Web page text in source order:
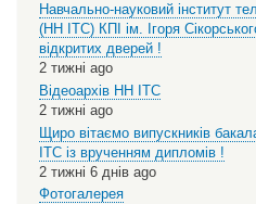
Навчально-науковий інститут
(НН ІТС) КПІ ім. Ігоря
відкритих дверей !
2 тижні ago
Відеоархів НН ІТС
2 тижні ago
Щиро вітаємо випускників
ІТС із врученням дипломів !
2 тижні 6 днів ago
Фотогалерея